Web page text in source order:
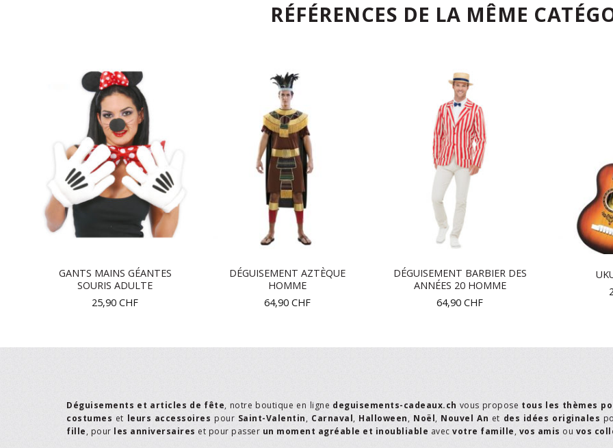
RÉFÉRENCES DE LA MÊME
GANTS MAINS GÉANTES
SOURIS ADULTE
25,90 CHF
DÉGUISEMENT AZTÈQUE
HOMME
64,90 CHF
DÉGUISEMENT BARBIER DES
ANNÉES 20 HOMME
64,90 CHF
Déguisements et articles de fête, notre boutique en ligne deguisements-cadeaux.ch vous propose tous les thèmes
costumes et leurs accessoires pour Saint-Valentin, Carnaval, Halloween, Noël, Nouvel An et des idées originales
fille, pour les anniversaires et pour passer un moment agréable et inoubliable avec votre famille, vos amis ou vos